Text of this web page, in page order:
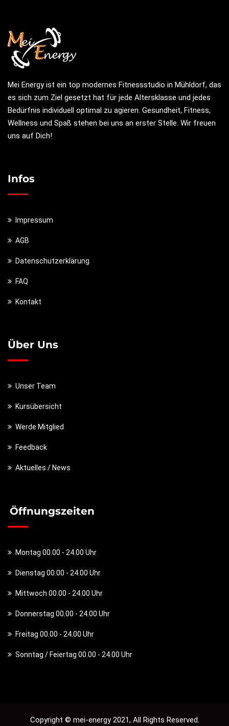
Mei Energy ist ein top modernes Fitnessstudio in Mühldorf, das
es sich zum Ziel gesetzt hat für jede Altersklasse und jedes
Bedürfnis individuell optimal zu agieren. Gesundheit, Fitness,
Wellness und Spaß stehen bei uns an erster Stelle. Wir freuen
uns auf Dich!
Infos
Impressum
AGB
Datenschutzerklärung
FAQ
Kontakt
Über Uns
Unser Team
Kursübersicht
Werde Mitglied
Feedback
Aktuelles / News
Öffnungszeiten
Montag 00.00 - 24.00 Uhr
Dienstag 00.00 - 24.00 Uhr
Mittwoch 00.00 - 24.00 Uhr
Donnerstag 00.00 - 24.00 Uhr
Freitag 00.00 - 24.00 Uhr
Sonntag / Feiertag 00.00 - 24.00 Uhr
Copyright © mei-energy 2021, All Rights Reserved.